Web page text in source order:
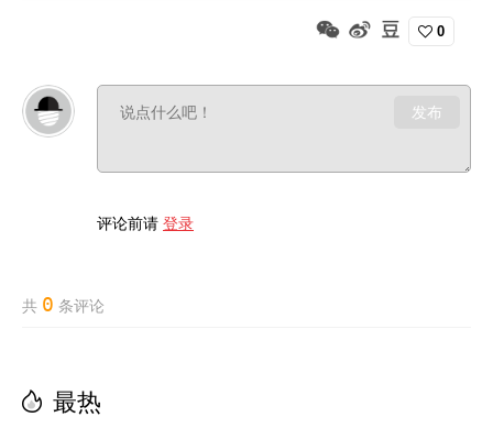
0
发布
评论前请 登录
共 0 条评论
最热